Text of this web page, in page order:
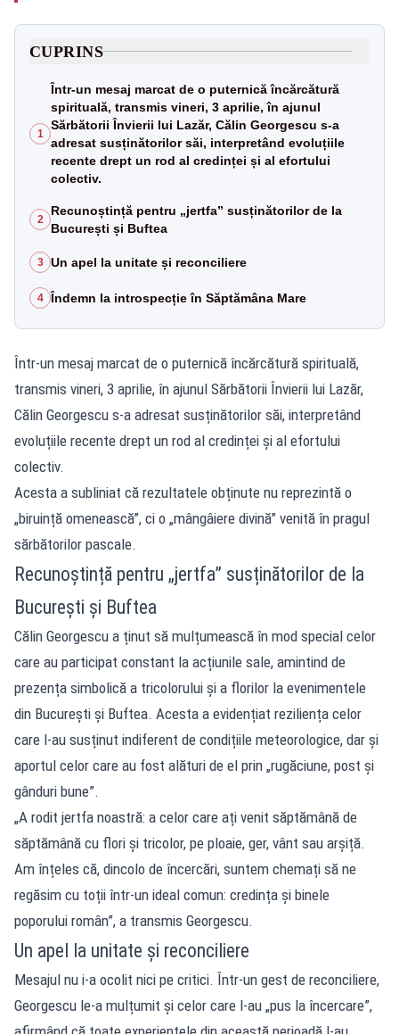
CUPRINS
1
Într-un mesaj marcat de o puternică încărcătură
spirituală, transmis vineri, 3 aprilie, în ajunul
Sărbătorii Învierii lui Lazăr, Călin Georgescu s-a
adresat susținătorilor săi, interpretând evoluțiile
recente drept un rod al credinței și al efortului
colectiv.
2
Recunoștință pentru „jertfa” susținătorilor de la
București și Buftea
3 Un apel la unitate și reconciliere
4 Îndemn la introspecție în Săptămâna Mare
Într-un mesaj marcat de o puternică încărcătură spirituală,
transmis vineri, 3 aprilie, în ajunul Sărbătorii Învierii lui Lazăr,
Călin Georgescu s-a adresat susținătorilor săi, interpretând
evoluțiile recente drept un rod al credinței și al efortului
colectiv.
Acesta a subliniat că rezultatele obținute nu reprezintă o
„biruință omenească”, ci o „mângâiere divină” venită în pragul
sărbătorilor pascale.
Recunoștință pentru „jertfa” susținătorilor de la
București și Buftea
Călin Georgescu a ținut să mulțumească în mod special celor
care au participat constant la acțiunile sale, amintind de
prezența simbolică a tricolorului și a florilor la evenimentele
din București și Buftea. Acesta a evidențiat reziliența celor
care l-au susținut indiferent de condițiile meteorologice, dar și
aportul celor care au fost alături de el prin „rugăciune, post și
gânduri bune”.
„A rodit jertfa noastră: a celor care ați venit săptămână de
săptămână cu flori și tricolor, pe ploaie, ger, vânt sau arșiță.
Am înțeles că, dincolo de încercări, suntem chemați să ne
regăsim cu toții într-un ideal comun: credința și binele
poporului român”, a transmis Georgescu.
Un apel la unitate și reconciliere
Mesajul nu i-a ocolit nici pe critici. Într-un gest de reconciliere,
Georgescu le-a mulțumit și celor care l-au „pus la încercare”,